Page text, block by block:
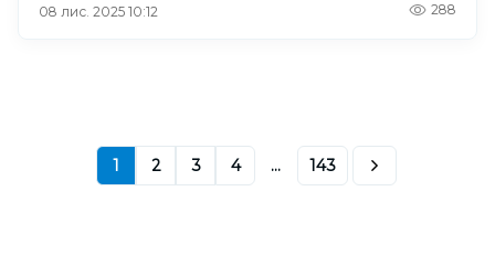
08 лис. 2025 10:12 288
1 2 3 4 ... 143